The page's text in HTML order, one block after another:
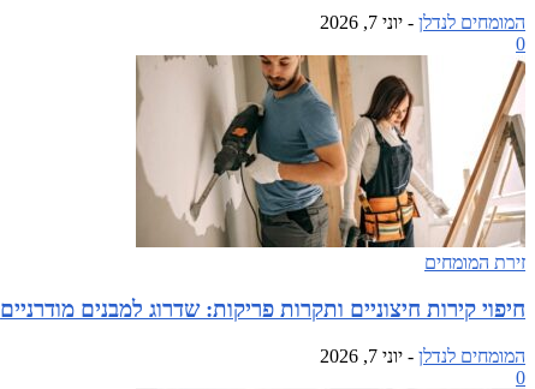
המומחים לנדלן - יוני 7, 2026
0
זירת המומחים
חיפוי קירות חיצוניים ותקרות פריקות: שדרוג למבנים מודרניים
המומחים לנדלן - יוני 7, 2026
0